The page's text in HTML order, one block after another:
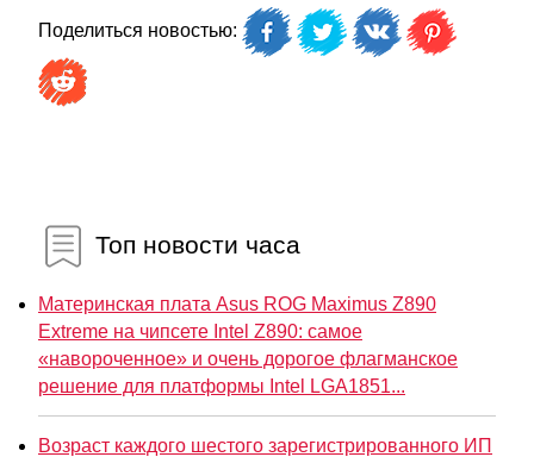
Поделиться новостью:
Топ новости часа
Материнская плата Asus ROG Maximus Z890
Extreme на чипсете Intel Z890: самое
«навороченное» и очень дорогое флагманское
решение для платформы Intel LGA1851...
Возраст каждого шестого зарегистрированного ИП